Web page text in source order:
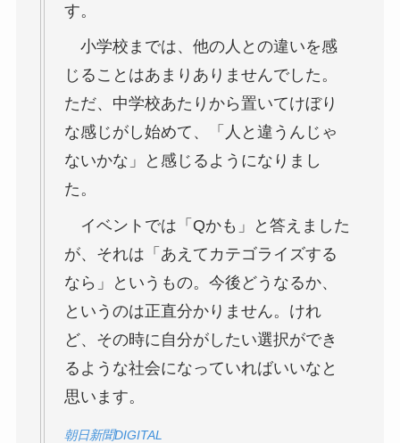
す。
小学校までは、他の人との違いを感
じることはあまりありませんでした。
ただ、中学校あたりから置いてけぼり
な感じがし始めて、「人と違うんじゃ
ないかな」と感じるようになりまし
た。
イベントでは「Qかも」と答えました
が、それは「あえてカテゴライズする
なら」というもの。今後どうなるか、
というのは正直分かりません。けれ
ど、その時に自分がしたい選択ができ
るような社会になっていればいいなと
思います。
朝日新聞DIGITAL